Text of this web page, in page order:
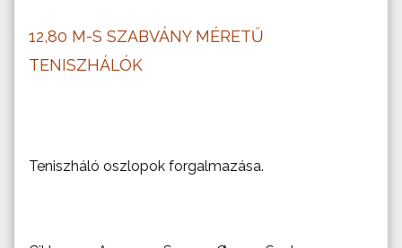
12,80 M-S SZABVÁNY MÉRETŰ
TENISZHÁLÓK
Teniszháló oszlopok forgalmazása.